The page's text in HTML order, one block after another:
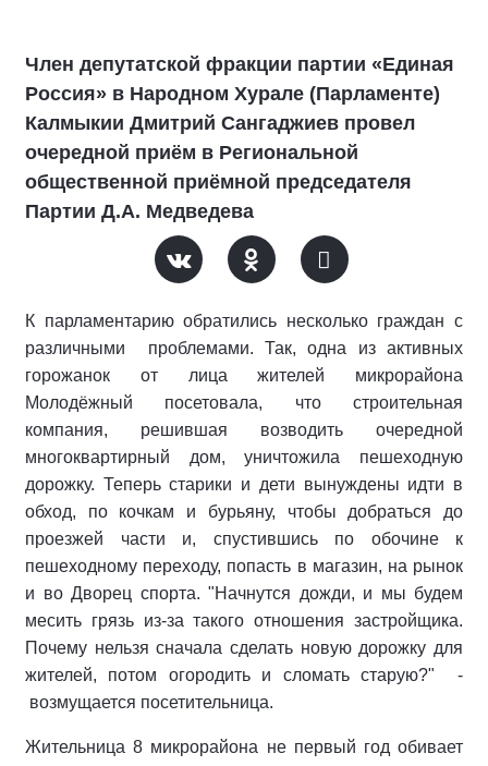
Член депутатской фракции партии «Единая
Россия» в Народном Хурале (Парламенте)
Калмыкии Дмитрий Сангаджиев провел
очередной приём в Региональной
общественной приёмной председателя
Партии Д.А. Медведева
К парламентарию обратились несколько граждан с
различными проблемами. Так, одна из активных
горожанок от лица жителей микрорайона
Молодёжный посетовала, что строительная
компания, решившая возводить очередной
многоквартирный дом, уничтожила пешеходную
дорожку. Теперь старики и дети вынуждены идти в
обход, по кочкам и бурьяну, чтобы добраться до
проезжей части и, спустившись по обочине к
пешеходному переходу, попасть в магазин, на рынок
и во Дворец спорта. "Начнутся дожди, и мы будем
месить грязь из-за такого отношения застройщика.
Почему нельзя сначала сделать новую дорожку для
жителей, потом огородить и сломать старую?" -
возмущается посетительница.
Жительница 8 микрорайона не первый год обивает